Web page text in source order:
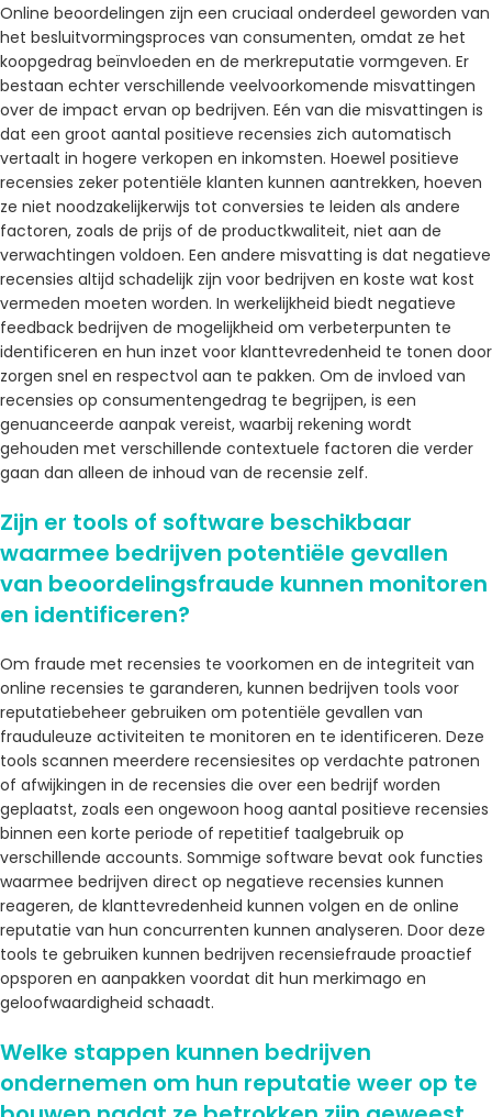
Online beoordelingen zijn een cruciaal onderdeel geworden van
het besluitvormingsproces van consumenten, omdat ze het
koopgedrag beïnvloeden en de merkreputatie vormgeven. Er
bestaan ​​echter verschillende veelvoorkomende misvattingen
over de impact ervan op bedrijven. Eén van die misvattingen is
dat een groot aantal positieve recensies zich automatisch
vertaalt in hogere verkopen en inkomsten. Hoewel positieve
recensies zeker potentiële klanten kunnen aantrekken, hoeven
ze niet noodzakelijkerwijs tot conversies te leiden als andere
factoren, zoals de prijs of de productkwaliteit, niet aan de
verwachtingen voldoen. Een andere misvatting is dat negatieve
recensies altijd schadelijk zijn voor bedrijven en koste wat kost
vermeden moeten worden. In werkelijkheid biedt negatieve
feedback bedrijven de mogelijkheid om verbeterpunten te
identificeren en hun inzet voor klanttevredenheid te tonen door
zorgen snel en respectvol aan te pakken. Om de invloed van
recensies op consumentengedrag te begrijpen, is een
genuanceerde aanpak vereist, waarbij rekening wordt
gehouden met verschillende contextuele factoren die verder
gaan dan alleen de inhoud van de recensie zelf.
Zijn er tools of software beschikbaar
waarmee bedrijven potentiële gevallen
van beoordelingsfraude kunnen monitoren
en identificeren?
Om fraude met recensies te voorkomen en de integriteit van
online recensies te garanderen, kunnen bedrijven tools voor
reputatiebeheer gebruiken om potentiële gevallen van
frauduleuze activiteiten te monitoren en te identificeren. Deze
tools scannen meerdere recensiesites op verdachte patronen
of afwijkingen in de recensies die over een bedrijf worden
geplaatst, zoals een ongewoon hoog aantal positieve recensies
binnen een korte periode of repetitief taalgebruik op
verschillende accounts. Sommige software bevat ook functies
waarmee bedrijven direct op negatieve recensies kunnen
reageren, de klanttevredenheid kunnen volgen en de online
reputatie van hun concurrenten kunnen analyseren. Door deze
tools te gebruiken kunnen bedrijven recensiefraude proactief
opsporen en aanpakken voordat dit hun merkimago en
geloofwaardigheid schaadt.
Welke stappen kunnen bedrijven
ondernemen om hun reputatie weer op te